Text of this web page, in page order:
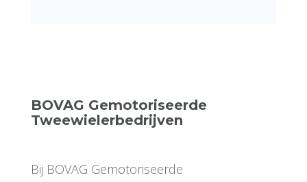
BOVAG Gemotoriseerde
Tweewielerbedrijven
Bij BOVAG Gemotoriseerde